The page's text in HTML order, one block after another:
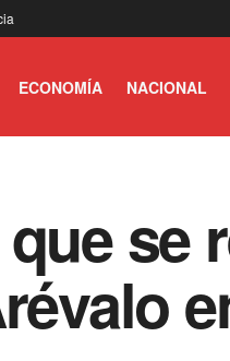
ECONOMÍA NACIONAL
se